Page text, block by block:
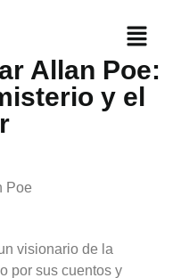
Allan Poe:
y el
visionario de la
por sus cuentos y